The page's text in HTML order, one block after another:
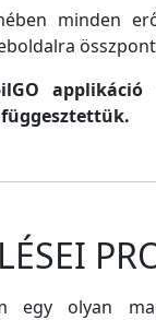
minden
egy olyan